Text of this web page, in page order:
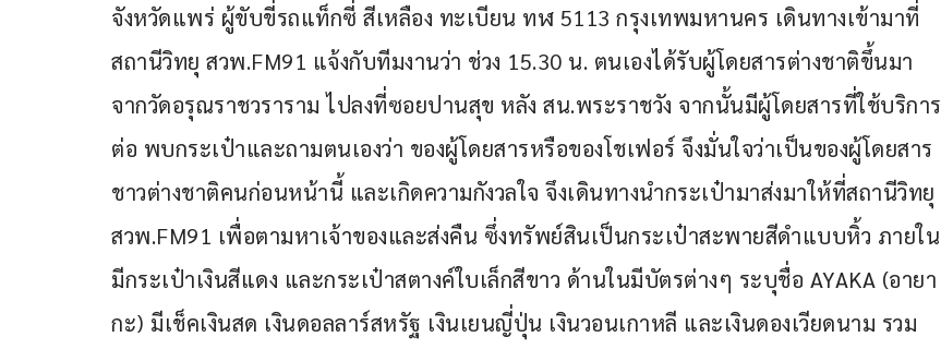
จังหวัดแพร่ ผู้ขับขี่รถแท็กซี่ สีเหลือง ทะเบียน ทฬ 5113 กรุงเทพมหานคร เดินทางเข้ามาที่
สถานีวิทยุ สวพ.FM91 แจ้งกับทีมงานว่า ช่วง 15.30 น. ตนเองได้รับผู้โดยสารต่างชาติขึ้นมา
จากวัดอรุณราชวราราม ไปลงที่ซอยปานสุข หลัง สน.พระราชวัง จากนั้นมีผู้โดยสารที่ใช้บริการ
ต่อ พบกระเป๋าและถามตนเองว่า ของผู้โดยสารหรือของโชเฟอร์ จึงมั่นใจว่าเป็นของผู้โดยสาร
ชาวต่างชาติคนก่อนหน้านี้ และเกิดความกังวลใจ จึงเดินทางนำกระเป๋ามาส่งมาให้ที่สถานีวิทยุ
สวพ.FM91 เพื่อตามหาเจ้าของและส่งคืน ซึ่งทรัพย์สินเป็นกระเป๋าสะพายสีดำแบบหิ้ว ภายใน
มีกระเป๋าเงินสีแดง และกระเป๋าสตางค์ใบเล็กสีขาว ด้านในมีบัตรต่างๆ ระบุชื่อ AYAKA (อายา
กะ) มีเช็คเงินสด เงินดอลลาร์สหรัฐ เงินเยนญี่ปุ่น เงินวอนเกาหลี และเงินดองเวียดนาม รวม